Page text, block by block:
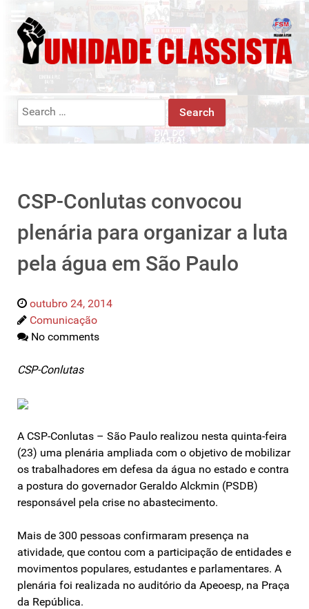
Search
CSP-Conlutas convocou
plenária para organizar a luta
pela água em São Paulo
outubro 24, 2014
Comunicação
No comments
CSP-Conlutas
A CSP-Conlutas – São Paulo realizou nesta quinta-feira
(23) uma plenária ampliada com o objetivo de mobilizar
os trabalhadores em defesa da água no estado e contra
a postura do governador Geraldo Alckmin (PSDB)
responsável pela crise no abastecimento.
Mais de 300 pessoas confirmaram presença na
atividade, que contou com a participação de entidades e
movimentos populares, estudantes e parlamentares. A
plenária foi realizada no auditório da Apeoesp, na Praça
da República.